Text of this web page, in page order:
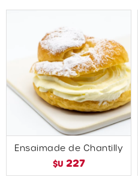
Ensaimade de Chantilly
$U 227